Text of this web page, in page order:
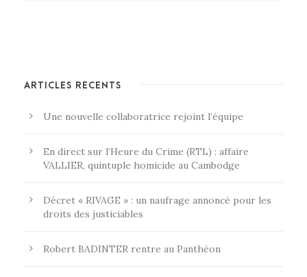
ARTICLES RÉCENTS
Une nouvelle collaboratrice rejoint l’équipe
En direct sur l’Heure du Crime (RTL) : affaire
VALLIER, quintuple homicide au Cambodge
Décret « RIVAGE » : un naufrage annoncé pour les
droits des justiciables
Robert BADINTER rentre au Panthéon